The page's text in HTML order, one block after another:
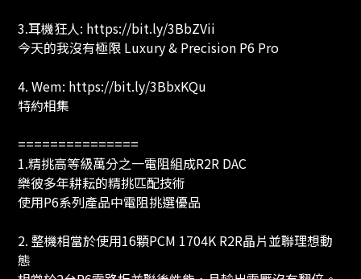
3.耳機狂人: https://bit.ly/3BbZVii
今天的我沒有極限 Luxury & Precision P6 Pro
4. Wem: https://bit.ly/3BbxKQu
特約相集
===============
1.精挑高等級萬分之一電阻組成R2R DAC
樂彼多年耕耘的精挑匹配技術
使用P6系列產品中電阻挑選優品
2. 整機相當於使用16顆PCM 1704K R2R晶片並聯理想動
態